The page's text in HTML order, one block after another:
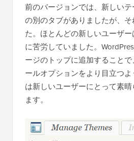
前のバージョンでは、新しい
の別のタブがありましたが、
た。ほとんどの新しいユーザ
に苦労していました。
ージのトップに追加すること
ールオプションをより目立つ
は新しいユーザーにとって素
ます。